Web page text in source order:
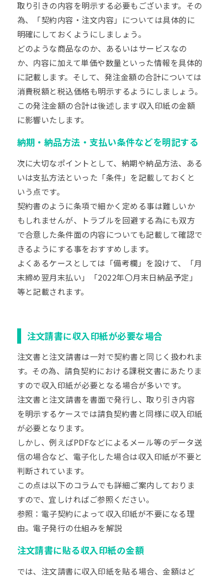
取り引きの内容を明示する必要もございます。その
為、「契約内容・注文内容」については具体的に
明確にしておくようにしましょう。
どのような商品なのか、あるいはサービスなの
か、内容に加えて単価や数量といった情報を具体的
に記載します。そして、発注金額の合計については
消費税額と税込価格も明示するようにしましょう。
この発注金額の合計は後述します収入印紙の金額
に影響いたします。
納期・納品方法・支払い条件などを明記する
次に大切なポイントとして、納期や納品方法、ある
いは支払方法といった「条件」を記載しておくと
いう点です。
契約書のように条項で細かく定める事は難しいか
もしれませんが、トラブルを回避する為にも双方
で合意した条件面の内容についても記載して確認で
きるようにする事をおすすめします。
よくあるケースとしては「備考欄」を設けて、「月
末締め翌月末払い」「2022年〇月末日納品予定」
等と記載されます。
注文請書に収入印紙が必要な場合
注文書と注文請書は一対で契約書と同じく扱われま
す。その為、請負契約における課税文書にあたりま
すので収入印紙が必要となる場合が多いです。
注文書と注文請書を書面で発行し、取り引き内容
を明示するケースでは請負契約書と同様に収入印紙
が必要となります。
しかし、例えばPDFなどによるメール等のデータ送
信の場合など、電子化した場合は収入印紙が不要と
判断されています。
この点は以下のコラムでも詳細ご案内しておりま
すので、宜しければご参照ください。
参照： 電子契約によって収入印紙が不要になる理
由。電子発行の仕組みを解説
注文請書に貼る収入印紙の金額
では、注文請書に収入印紙を貼る場合、金額はど